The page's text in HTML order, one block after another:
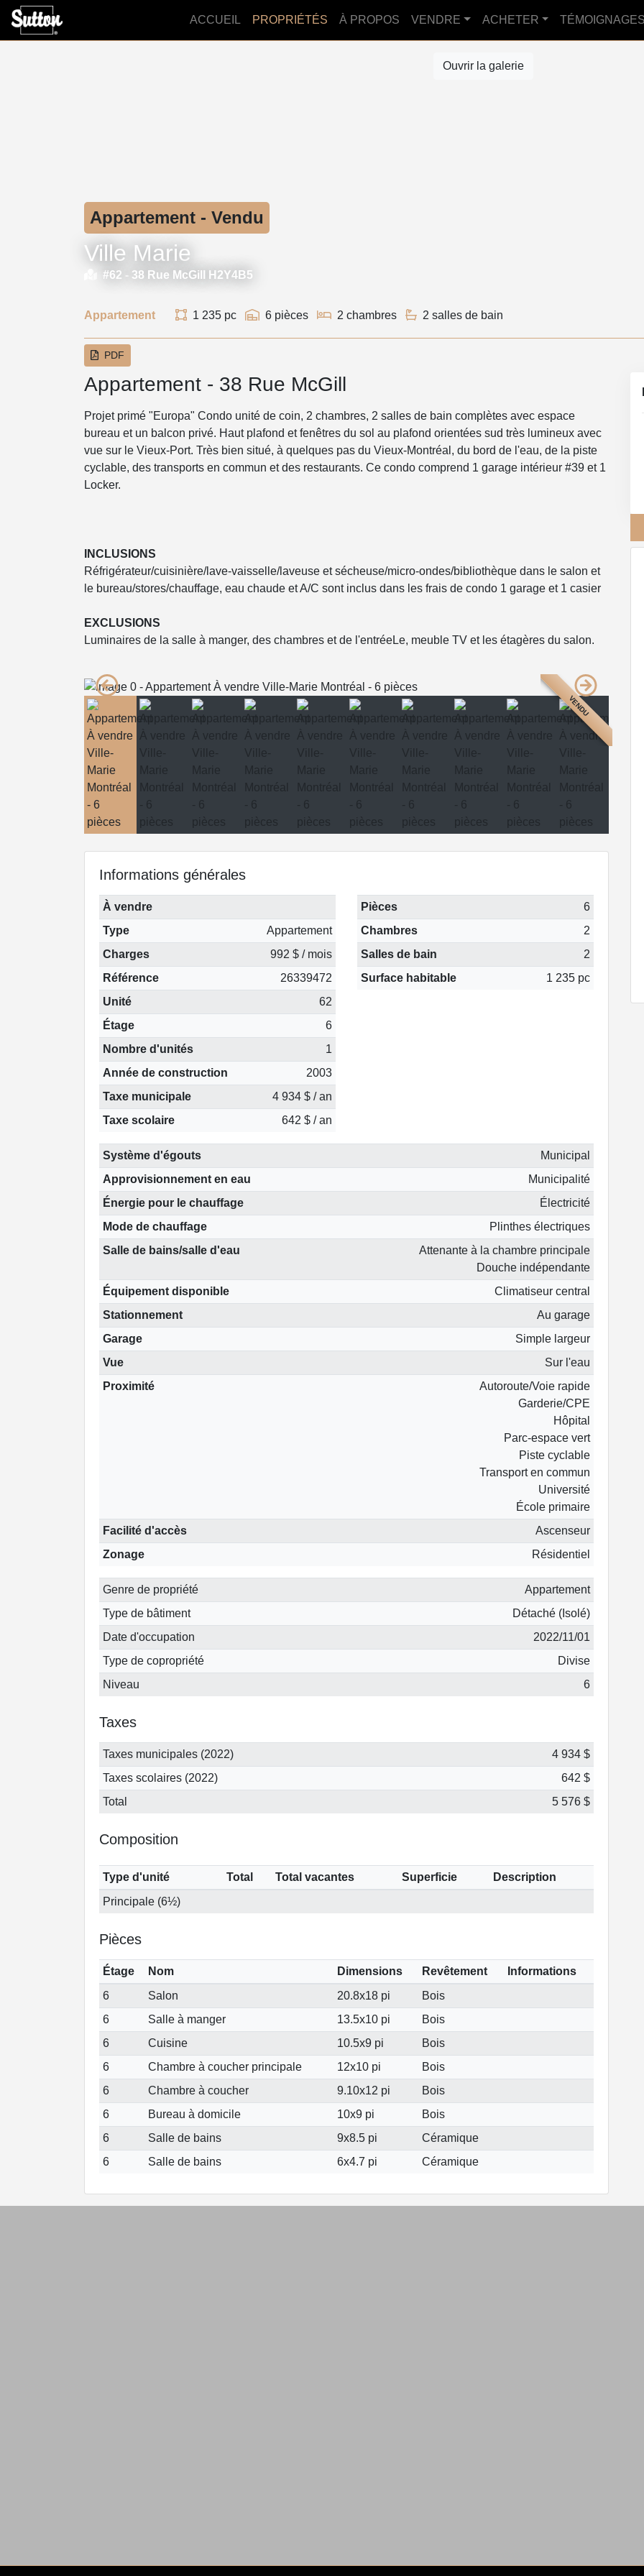
ACCUEIL PROPRIÉTÉS À PROPOS VENDRE ACHETER TÉMOIGNAGES
Ouvrir la galerie
Appartement - Vendu
Ville Marie
#62 - 38 Rue McGill H2Y4B5
Appartement 1 235 pc 6 pièces 2 chambres 2 salles de bain
PDF
Appartement - 38 Rue McGill
Projet primé "Europa" Condo unité de coin, 2 chambres, 2 salles de bain complètes avec espace
bureau et un balcon privé. Haut plafond et fenêtres du sol au plafond orientées sud très lumineux avec
vue sur le Vieux-Port. Très bien situé, à quelques pas du Vieux-Montréal, du bord de l'eau, de la piste
cyclable, des transports en commun et des restaurants. Ce condo comprend 1 garage intérieur #39 et 1
Locker.
INCLUSIONS
Réfrigérateur/cuisinière/lave-vaisselle/laveuse et sécheuse/micro-ondes/bibliothèque dans le salon et
le bureau/stores/chauffage, eau chaude et A/C sont inclus dans les frais de condo 1 garage et 1 casier
EXCLUSIONS
Luminaires de la salle à manger, des chambres et de l'entréeLe, meuble TV et les étagères du salon.
VENDU
Informations générales
À vendre
Type
Appartement
Charges
992 $ / mois
Référence
26339472
Unité
62
Étage
6
Nombre d'unités
1
Année de construction
2003
Taxe municipale
4 934 $ / an
Taxe scolaire
642 $ / an
Pièces
6
Chambres
2
Salles de bain
2
Surface habitable
1 235 pc
Système d'égouts
Municipal
Approvisionnement en eau
Municipalité
Énergie pour le chauffage
Électricité
Mode de chauffage
Plinthes électriques
Salle de bains/salle d'eau
Attenante à la chambre principale
Douche indépendante
Équipement disponible
Climatiseur central
Stationnement
Au garage
Garage
Simple largeur
Vue
Sur l'eau
Proximité
Autoroute/Voie rapide
Garderie/CPE
Hôpital
Parc-espace vert
Piste cyclable
Transport en commun
Université
École primaire
Facilité d'accès
Ascenseur
Zonage
Résidentiel
Genre de propriété
Appartement
Type de bâtiment
Détaché (Isolé)
Date d'occupation
2022/11/01
Type de copropriété
Divise
Niveau
6
Taxes
Taxes municipales (2022)
4 934 $
Taxes scolaires (2022)
642 $
Total
5 576 $
Composition
Type d'unité Total Total vacantes Superficie
Description
Principale (6½)
Pièces
Étage Nom Dimensions Revêtement
Informations
6
Salon 20.8x18 pi
Bois
6
Salle à manger 13.5x10 pi
Bois
6
Cuisine 10.5x9 pi
Bois
6
Chambre à coucher principale 12x10 pi
Bois
6
Chambre à coucher 9.10x12 pi
Bois
6
Bureau à domicile 10x9 pi
Bois
6
Salle de bains 9x8.5 pi
Céramique
6
Salle de bains 6x4.7 pi Céramique